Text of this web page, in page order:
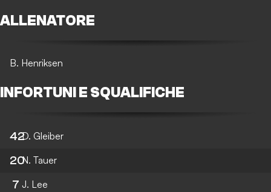
ALLENATORE
B. Henriksen
INFORTUNI E SQUALIFICHE
42D. Gleiber
20N. Tauer
7 J. Lee